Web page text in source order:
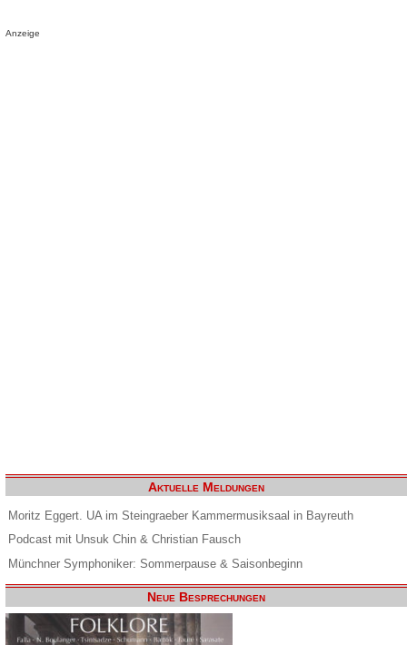
Anzeige
Aktuelle Meldungen
Moritz Eggert. UA im Steingraeber Kammermusiksaal in Bayreuth
Podcast mit Unsuk Chin & Christian Fausch
Münchner Symphoniker: Sommerpause & Saisonbeginn
Neue Besprechungen